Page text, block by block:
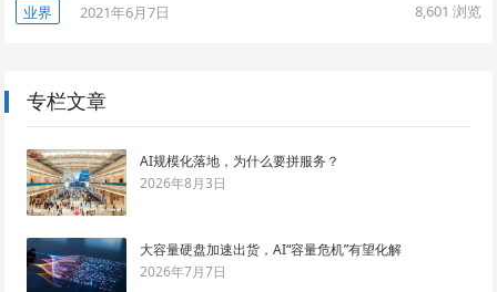
业界 2021年6月7日 8,601 浏览
专栏文章
AI规模化落地，为什么要拼服务？
2026年8月3日
大容量硬盘加速出货，AI“容量危机”有望化解
2026年7月7日